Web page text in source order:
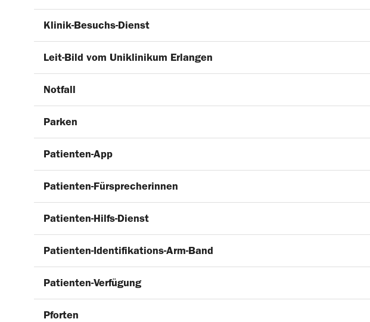
Klinik-Besuchs-Dienst
Leit-Bild vom Uniklinikum Erlangen
Notfall
Parken
Patienten-App
Patienten-Fürsprecherinnen
Patienten-Hilfs-Dienst
Patienten-Identifikations-Arm-Band
Patienten-Verfügung
Pforten